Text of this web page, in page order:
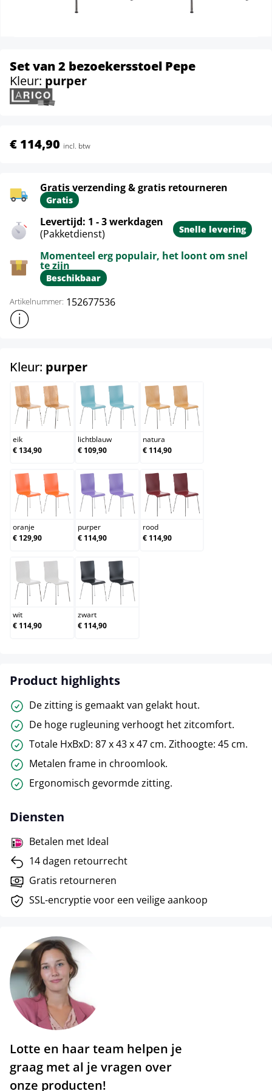
Set van 2 bezoekersstoel Pepe
Kleur: purper
€ 114,90 incl. btw
Gratis verzending & gratis retourneren
Gratis
Levertijd: 1 - 3 werkdagen
(Pakketdienst)
Snelle levering
Momenteel erg populair, het loont om snel
te zijn
Beschikbaar
Artikelnummer: 152677536
Toon meer productinformatie
Kleur: purperselect
eik
eik
€ 134,90
lichtblauw
lichtblauw
€ 109,90
natura
natura
€ 114,90
oranje
oranje
€ 129,90
purper
purper
€ 114,90
rood
rood
€ 114,90
wit
wit
€ 114,90
zwart
zwart
€ 114,90
Product highlights
De zitting is gemaakt van gelakt hout.
De hoge rugleuning verhoogt het zitcomfort.
Totale HxBxD: 87 x 43 x 47 cm. Zithoogte: 45 cm.
Metalen frame in chroomlook.
Ergonomisch gevormde zitting.
Diensten
Betalen met Ideal
14 dagen retourrecht
Gratis retourneren
SSL-encryptie voor een veilige aankoop
Lotte en haar team helpen je
graag met al je vragen over
onze producten!